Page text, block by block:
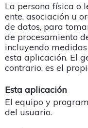
La persona física o
ente, asociación u
de datos, para
de procesamiento
incluyendo
esta aplicación. El
contrario, es el
Esta aplicación
El equipo y
del usuario.